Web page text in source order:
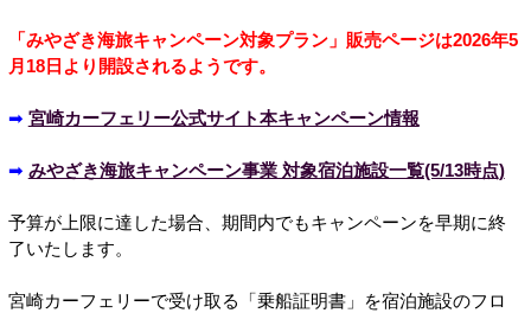
「みやざき海旅キャンペーン対象プラン」販売ページは2026年5
月18日より開設されるようです。
➡ 宮崎カーフェリー公式サイト本キャンペーン情報
➡ みやざき海旅キャンペーン事業 対象宿泊施設一覧(5/13時点)
予算が上限に達した場合、期間内でもキャンペーンを早期に終
了いたします。
宮崎カーフェリーで受け取る「乗船証明書」を宿泊施設のフロ